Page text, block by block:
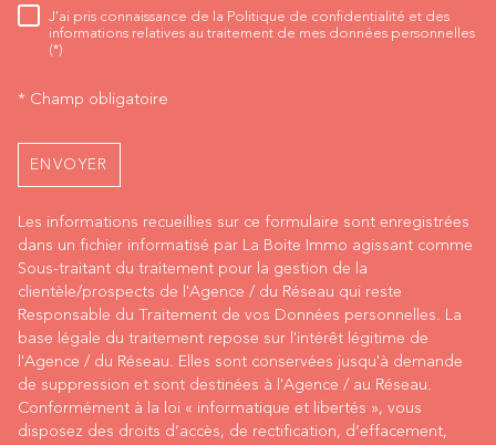
RÈGLEMENTATION
J'ai pris connaissance de la Politique de confidentialité et des
informations relatives au traitement de mes données personnelles
(*)
* Champ obligatoire
ENVOYER
Les informations recueillies sur ce formulaire sont enregistrées
dans un fichier informatisé par La Boite Immo agissant comme
Sous-traitant du traitement pour la gestion de la
clientèle/prospects de l'Agence / du Réseau qui reste
Responsable du Traitement de vos Données personnelles. La
base légale du traitement repose sur l'intérêt légitime de
l'Agence / du Réseau. Elles sont conservées jusqu'à demande
de suppression et sont destinées à l'Agence / au Réseau.
Conformément à la loi « informatique et libertés », vous
disposez des droits d’accès, de rectification, d’effacement,